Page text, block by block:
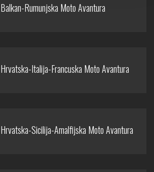
Balkan-Rumunjska Moto Avantura
Hrvatska-Italija-Francuska Moto Avantura
Hrvatska-Sicilija-Amalfijska Moto Avantura